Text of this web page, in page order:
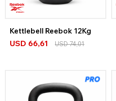
Kettlebell Reebok 12Kg
USD 66,61 USD74,01